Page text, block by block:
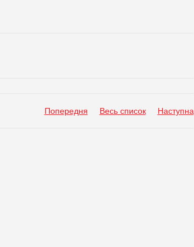
Попередня Весь список Наступна